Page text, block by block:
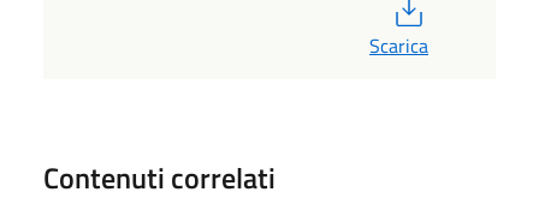
Scarica
Contenuti correlati